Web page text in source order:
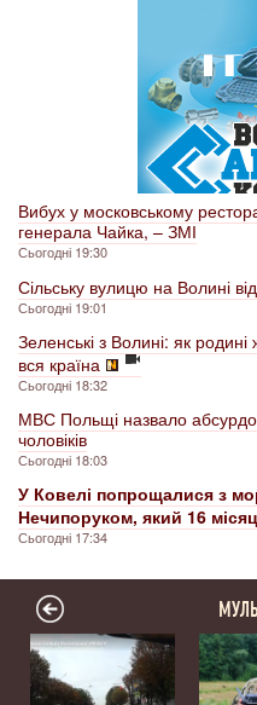
Вибух у московському
генерала Чайка, – ЗМІ
Сьогодні 19:30
Сільську вулицю на Волині
Сьогодні 19:01
Зеленські з Волині: як
вся країна
Сьогодні 18:32
МВС Польщі назвало
чоловіків
Сьогодні 18:03
У Ковелі попрощалися з
Нечипоруком, який 16
Сьогодні 17:34